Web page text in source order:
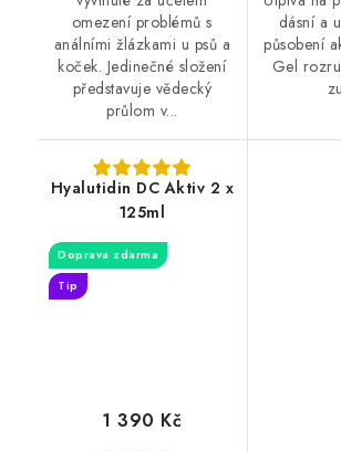
omezení problémů s
análními žlázkami u psů a
koček. Jedinečné složení
představuje vědecký
průlom v...
dásní a
působení
Gel
Hyalutidin DC Aktiv 2 x
125ml
Doprava zdarma
Tip
1 390 Kč